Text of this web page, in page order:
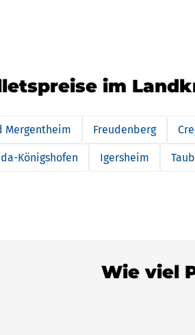
im
Mergentheim Freudenberg
Königshofen Igersheim
Wie viel